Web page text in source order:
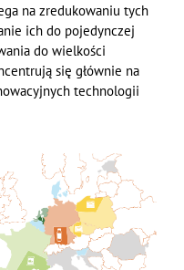
na zredukowaniu tych
ich do pojedynczej
do wielkości
się głównie na
technologii